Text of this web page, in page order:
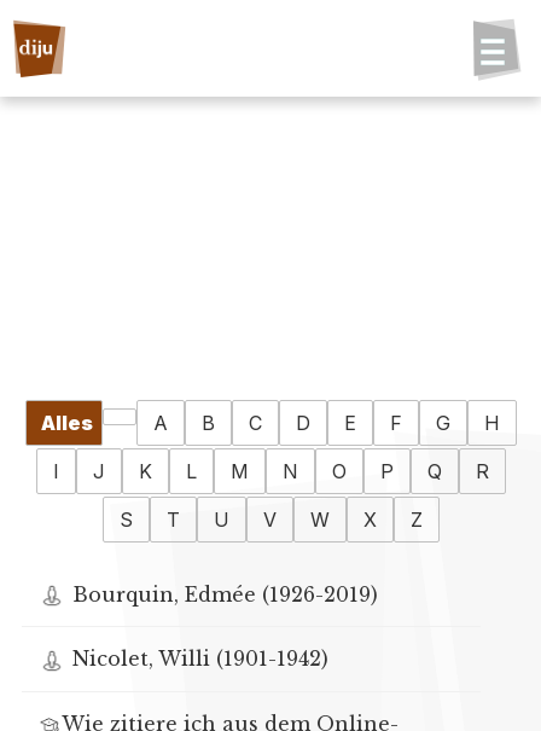
Alles A B C D E F G
H
I
J K L M N O P Q
R
S
T U V W X Z
Bourquin, Edmée (1926-2019)
Nicolet, Willi (1901-1942)
Wie zitiere ich aus dem Online-